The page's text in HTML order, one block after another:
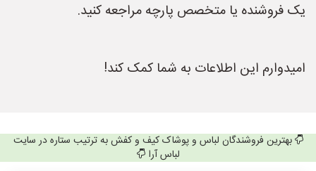
یک فروشنده یا متخصص پارچه مراجعه کنید.
امیدوارم این اطلاعات به شما کمک کند!
بهترین فروشندگان لباس و پوشاک کیف و کفش به ترتیب ستاره در سایت
لباس آرا